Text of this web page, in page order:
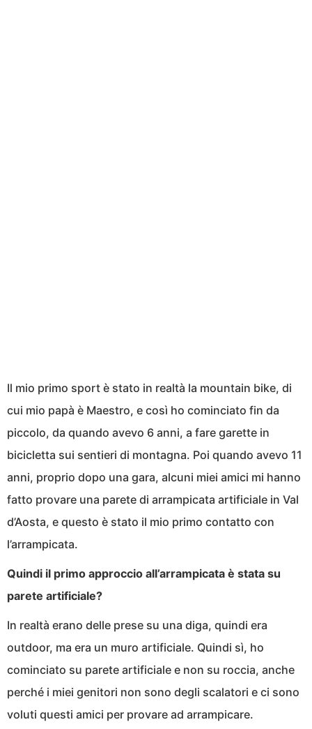
Il mio primo sport è stato in realtà la mountain bike, di
cui mio papà è Maestro, e così ho cominciato fin da
piccolo, da quando avevo 6 anni, a fare garette in
bicicletta sui sentieri di montagna. Poi quando avevo 11
anni, proprio dopo una gara, alcuni miei amici mi hanno
fatto provare una parete di arrampicata artificiale in Val
d’Aosta, e questo è stato il mio primo contatto con
l’arrampicata.
Quindi il primo approccio all’arrampicata è stata su
parete artificiale?
In realtà erano delle prese su una diga, quindi era
outdoor, ma era un muro artificiale. Quindi sì, ho
cominciato su parete artificiale e non su roccia, anche
perché i miei genitori non sono degli scalatori e ci sono
voluti questi amici per provare ad arrampicare.